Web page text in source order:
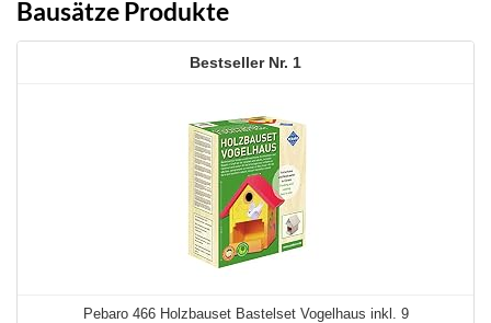
Bausätze Produkte
1
Pebaro 466 Holzbauset Bastelset Vogelhaus inkl. 9